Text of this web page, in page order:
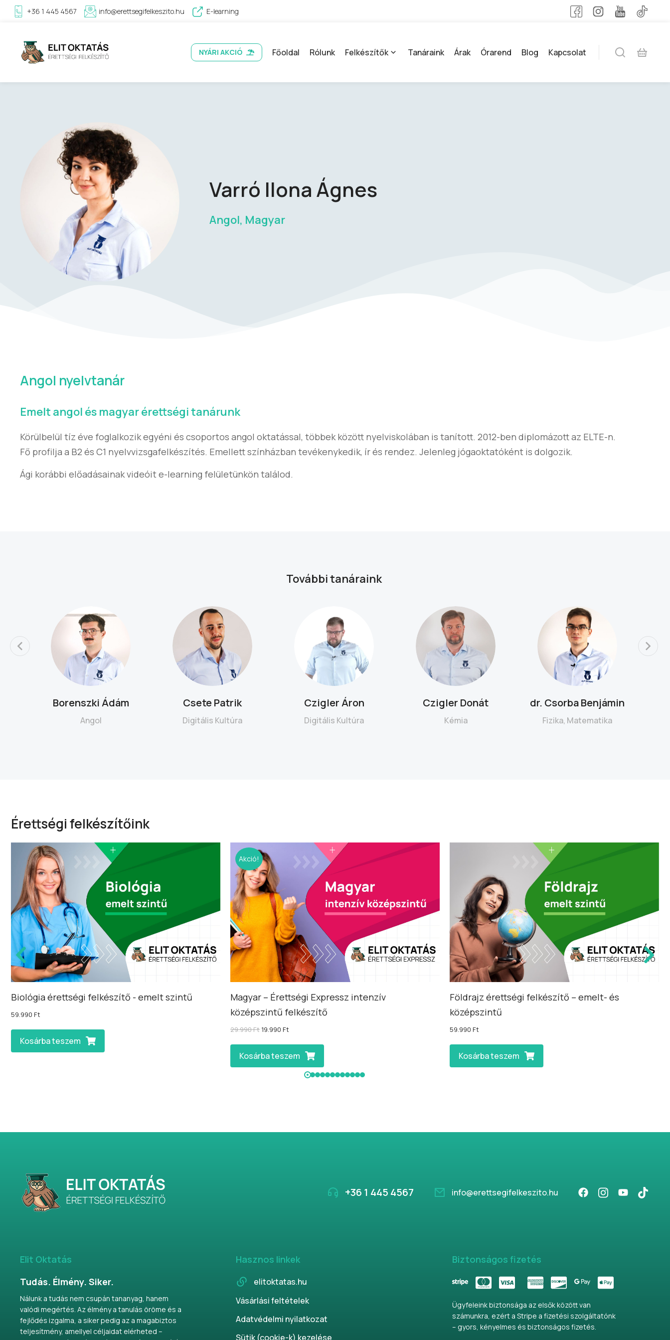
+36 1 445 4567 info@erettsegifelkeszito.hu E-learning
NYÁRI AKCIÓ Főoldal Rólunk Felkészítők Tanáraink Árak Órarend Blog Kapcsolat
Varró Ilona Ágnes
Angol, Magyar
Angol nyelvtanár
Emelt angol és magyar érettségi tanárunk
Körülbelül tíz éve foglalkozik egyéni és csoportos angol oktatással, többek között nyelviskolában is tanított. 2012-ben diplomázott az ELTE-n.
Fő profilja a B2 és C1 nyelvvizsgafelkészítés. Emellett színházban tevékenykedik, ír és rendez. Jelenleg jógaoktatóként is dolgozik.
Ági korábbi előadásainak videóit e-learning felületünkön találod.
További tanáraink
Borenszki Ádám
Angol
Csete Patrik
Digitális Kultúra
Czigler Áron
Digitális Kultúra
Czigler Donát
Kémia
dr. Csorba Benjámin
Fizika, Matematika
Érettségi felkészítőink
Biológia érettségi felkészítő - emelt szintű
59.990 Ft
Kosárba teszem
Akció!
Magyar – Érettségi Expressz intenzív
középszintű felkészítő
29.990Ft 19.990 Ft
Kosárba teszem
Földrajz érettségi felkészítő – emelt- és
középszintű
59.990 Ft
Kosárba teszem
+36 1 445 4567 info@erettsegifelkeszito.hu
Elit Oktatás
Tudás. Élmény. Siker.
Nálunk a tudás nem csupán tananyag, hanem
valódi megértés. Az élmény a tanulás öröme és a
fejlődés izgalma, a siker pedig az a magabiztos
teljesítmény, amellyel céljaidat elérheted –
Hasznos linkek
elitoktatas.hu
Vásárlási feltételek
Adatvédelmi nyilatkozat
Sütik (cookie-k) kezelése
Biztonságos fizetés
Ügyfeleink biztonsága az elsők között van
számunkra, ezért a Stripe a fizetési szolgáltatónk
– gyors, kényelmes és biztonságos fizetés.